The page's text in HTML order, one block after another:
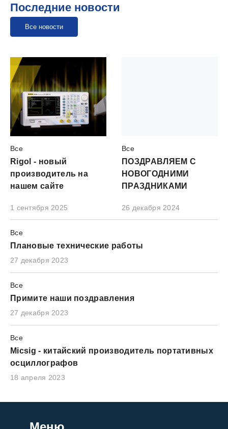
Последние новости
Все новости
Все
Rigol - новый
производитель на
нашем сайте
1 сентября 2025
Все
ПОЗДРАВЛЯЕМ С
НОВОГОДНИМИ
ПРАЗДНИКАМИ
26 декабря 2024
Все
Плановые технические работы
27 декабря 2023
Все
Примите наши поздравления
27 декабря 2023
Все
Micsig - китайский производитель портативных
осциллографов
18 апреля 2023